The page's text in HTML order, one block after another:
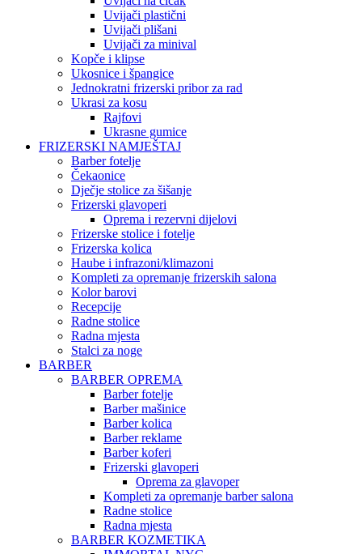
Uvijači plastični
Uvijači plišani
Uvijači za minival
Kopče i klipse
Ukosnice i špangice
Jednokratni frizerski pribor za rad
Ukrasi za kosu
Rajfovi
Ukrasne gumice
FRIZERSKI NAMJEŠTAJ
Barber fotelje
Čekaonice
Dječje stolice za šišanje
Frizerski glavoperi
Oprema i rezervni dijelovi
Frizerske stolice i fotelje
Frizerska kolica
Haube i infrazoni/klimazoni
Kompleti za opremanje frizerskih salona
Kolor barovi
Recepcije
Radne stolice
Radna mjesta
Stalci za noge
BARBER
BARBER OPREMA
Barber fotelje
Barber mašinice
Barber kolica
Barber reklame
Barber koferi
Frizerski glavoperi
Oprema za glavoper
Kompleti za opremanje barber salona
Radne stolice
Radna mjesta
BARBER KOZMETIKA